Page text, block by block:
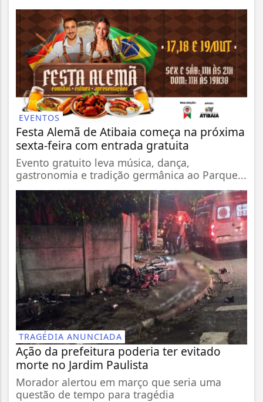
EVENTOS
Festa Alemã de Atibaia começa na próxima
sexta-feira com entrada gratuita
Evento gratuito leva música, dança,
gastronomia e tradição germânica ao Parque...
TRAGÉDIA ANUNCIADA
Ação da prefeitura poderia ter evitado
morte no Jardim Paulista
Morador alertou em março que seria uma
questão de tempo para tragédia